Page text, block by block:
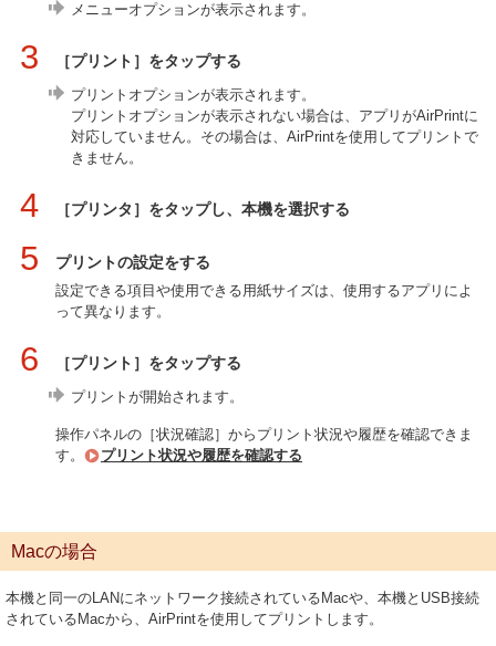
メニューオプションが表示されます。
3 ［プリント］をタップする
プリントオプションが表示されます。
プリントオプションが表示されない場合は、アプリがAirPrintに
対応していません。その場合は、AirPrintを使用してプリントで
きません。
4 ［プリンタ］をタップし、本機を選択する
5 プリントの設定をする
設定できる項目や使用できる用紙サイズは、使用するアプリによ
って異なります。
6 ［プリント］をタップする
プリントが開始されます。
操作パネルの［状況確認］からプリント状況や履歴を確認できま
す。
プリント状況や履歴を確認する
Macの場合
本機と同一のLANにネットワーク接続されているMacや、本機とUSB接続
されているMacから、AirPrintを使用してプリントします。